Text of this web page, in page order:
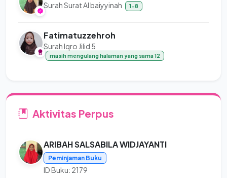
Surah Surat Al baiyyinah 1-8
Fatimatuzzehroh
Surah Iqro Jilid 5
masih mengulang halaman yang sama 12
Aktivitas Perpus
ARIBAH SALSABILA WIDJAYANTI
Peminjaman Buku
ID Buku: 2179